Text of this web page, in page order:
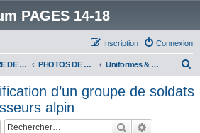
PAGES 14-18
Connexion
Inscription
HISTOIRE DE LA GRANDE GUERRE PHOTOS DE LA GRANDE GUERRE Uniformes & divers
c
d’un groupe de soldats
alpin
Rechercher